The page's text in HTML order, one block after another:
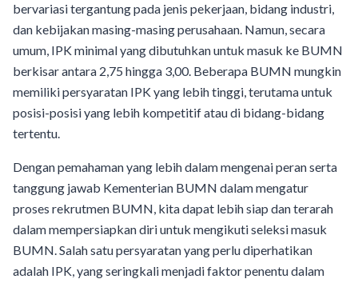
bervariasi tergantung pada jenis pekerjaan, bidang industri,
dan kebijakan masing-masing perusahaan. Namun, secara
umum, IPK minimal yang dibutuhkan untuk masuk ke BUMN
berkisar antara 2,75 hingga 3,00. Beberapa BUMN mungkin
memiliki persyaratan IPK yang lebih tinggi, terutama untuk
posisi-posisi yang lebih kompetitif atau di bidang-bidang
tertentu.
Dengan pemahaman yang lebih dalam mengenai peran serta
tanggung jawab Kementerian BUMN dalam mengatur
proses rekrutmen BUMN, kita dapat lebih siap dan terarah
dalam mempersiapkan diri untuk mengikuti seleksi masuk
BUMN. Salah satu persyaratan yang perlu diperhatikan
adalah IPK, yang seringkali menjadi faktor penentu dalam